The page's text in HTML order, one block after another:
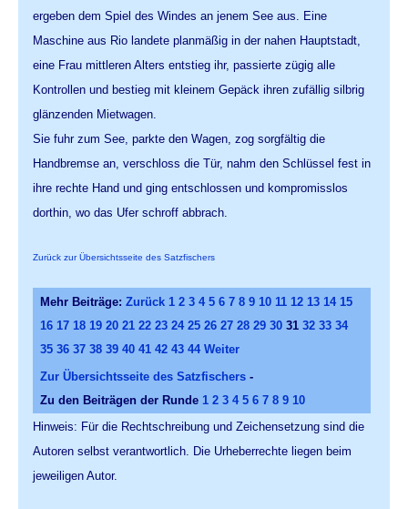
ergeben dem Spiel des Windes an jenem See aus. Eine
Maschine aus Rio landete planmäßig in der nahen Hauptstadt,
eine Frau mittleren Alters entstieg ihr, passierte zügig alle
Kontrollen und bestieg mit kleinem Gepäck ihren zufällig silbrig
glänzenden Mietwagen.
Sie fuhr zum See, parkte den Wagen, zog sorgfältig die
Handbremse an, verschloss die Tür, nahm den Schlüssel fest in
ihre rechte Hand und ging entschlossen und kompromisslos
dorthin, wo das Ufer schroff abbrach.
Zurück zur Übersichtsseite des Satzfischers
Mehr Beiträge: Zurück 1 2 3 4 5 6 7 8 9 10 11 12 13 14 15
16 17 18 19 20 21 22 23 24 25 26 27 28 29 30 31 32 33 34
35 36 37 38 39 40 41 42 43 44 Weiter
Zur Übersichtsseite des Satzfischers -
Zu den Beiträgen der Runde 1 2 3 4 5 6 7 8 9 10
Hinweis: Für die Rechtschreibung und Zeichensetzung sind die
Autoren selbst verantwortlich. Die Urheberrechte liegen beim
jeweiligen Autor.